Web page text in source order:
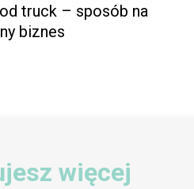
truck – sposób na
biznes
więcej